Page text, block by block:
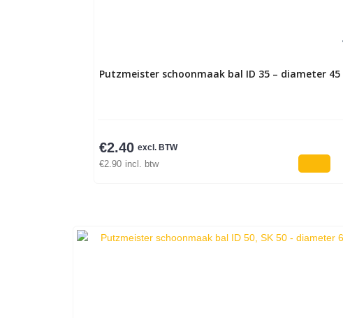
Putzmeister schoonmaak bal ID 35 – diameter
€2.40 excl. BTW
€2.90 incl. btw